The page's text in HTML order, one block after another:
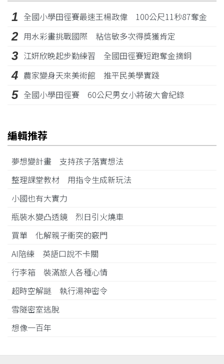
1 全國小學田徑賽最速王楊政偉 100公尺11秒87奪金
2 用水彩畫挑戰國際 粘信敏多次得獎獲肯定
3 江姸欣晚起步勤練習 全國田徑賽短跑奪金摘銅
4 農家變身天來美術館 推平民美學實踐
5 全國小學田徑賽 60公尺男女小將破大會紀錄
編輯推荐
夢想變計畫 支持孩子落實想法
整理課堂教材 用指令生成新玩法
小國也有大實力
瓶裝水變凸透鏡 烈日引火燒車
買單 化解親子衝突的竅門
AI陪練 英語口說不卡關
行李箱 裝滿旅人各種心情
超時空解謎 執行湯神密令
雪隧密室逃脫
想像一百年